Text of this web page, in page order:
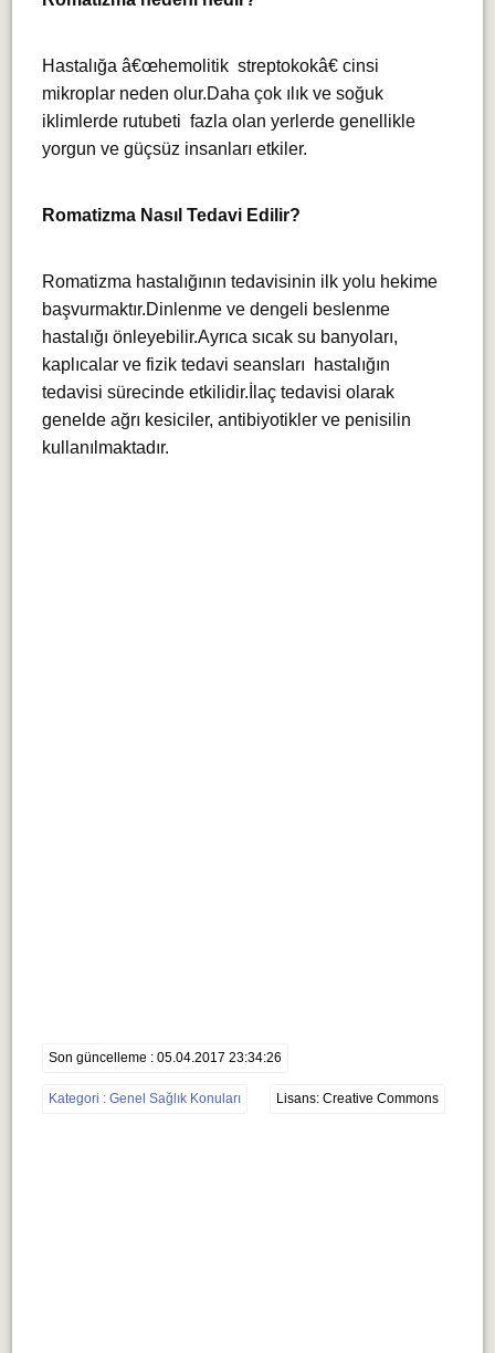
Hastalığa â€œhemolitik streptokokâ€ cinsi
mikroplar neden olur.Daha çok ılık ve soğuk
iklimlerde rutubeti fazla olan yerlerde genellikle
yorgun ve güçsüz insanları etkiler.
Romatizma Nasıl Tedavi Edilir?
Romatizma hastalığının tedavisinin ilk yolu hekime
başvurmaktır.Dinlenme ve dengeli beslenme
hastalığı önleyebilir.Ayrıca sıcak su banyoları,
kaplıcalar ve fizik tedavi seansları hastalığın
tedavisi sürecinde etkilidir.İlaç tedavisi olarak
genelde ağrı kesiciler, antibiyotikler ve penisilin
kullanılmaktadır.
Son güncelleme : 05.04.2017 23:34:26
Kategori : Genel Sağlık Konuları Lisans: Creative Commons